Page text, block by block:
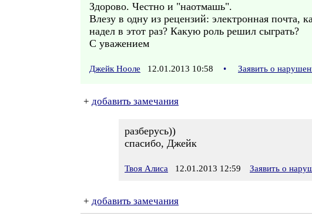
Здорово. Честно и "наотмашь".
Влезу в одну из рецензий: электронная почта,
надел в этот раз? Какую роль решил сыграть?
С уважением
Джейк Нооле 12.01.2013 10:58 • Заявить о
+ добавить замечания
разберусь))
спасибо, Джейк
Твоя Алиса 12.01.2013 12:59 Заявить о
+ добавить замечания